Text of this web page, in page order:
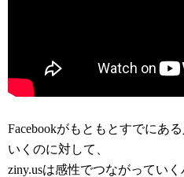
Facebookがもともとすでにあ
いくのに対して、
ziny.usは感性でつながってい